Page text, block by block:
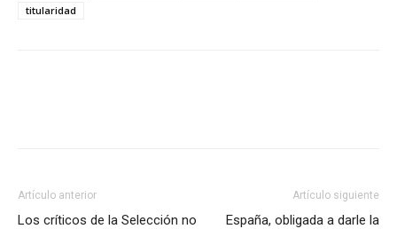
titularidad
Artículo anterior
Los críticos de la Selección no
Artículo siguiente
España, obligada a darle la